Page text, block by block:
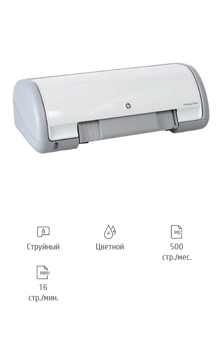
Струйный Цветной
500
стр./мес.
16
стр./мин.